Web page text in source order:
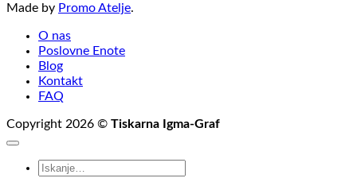
Made by Promo Atelje.
O nas
Poslovne Enote
Blog
Kontakt
FAQ
Copyright 2026 © Tiskarna Igma-Graf
Išči: